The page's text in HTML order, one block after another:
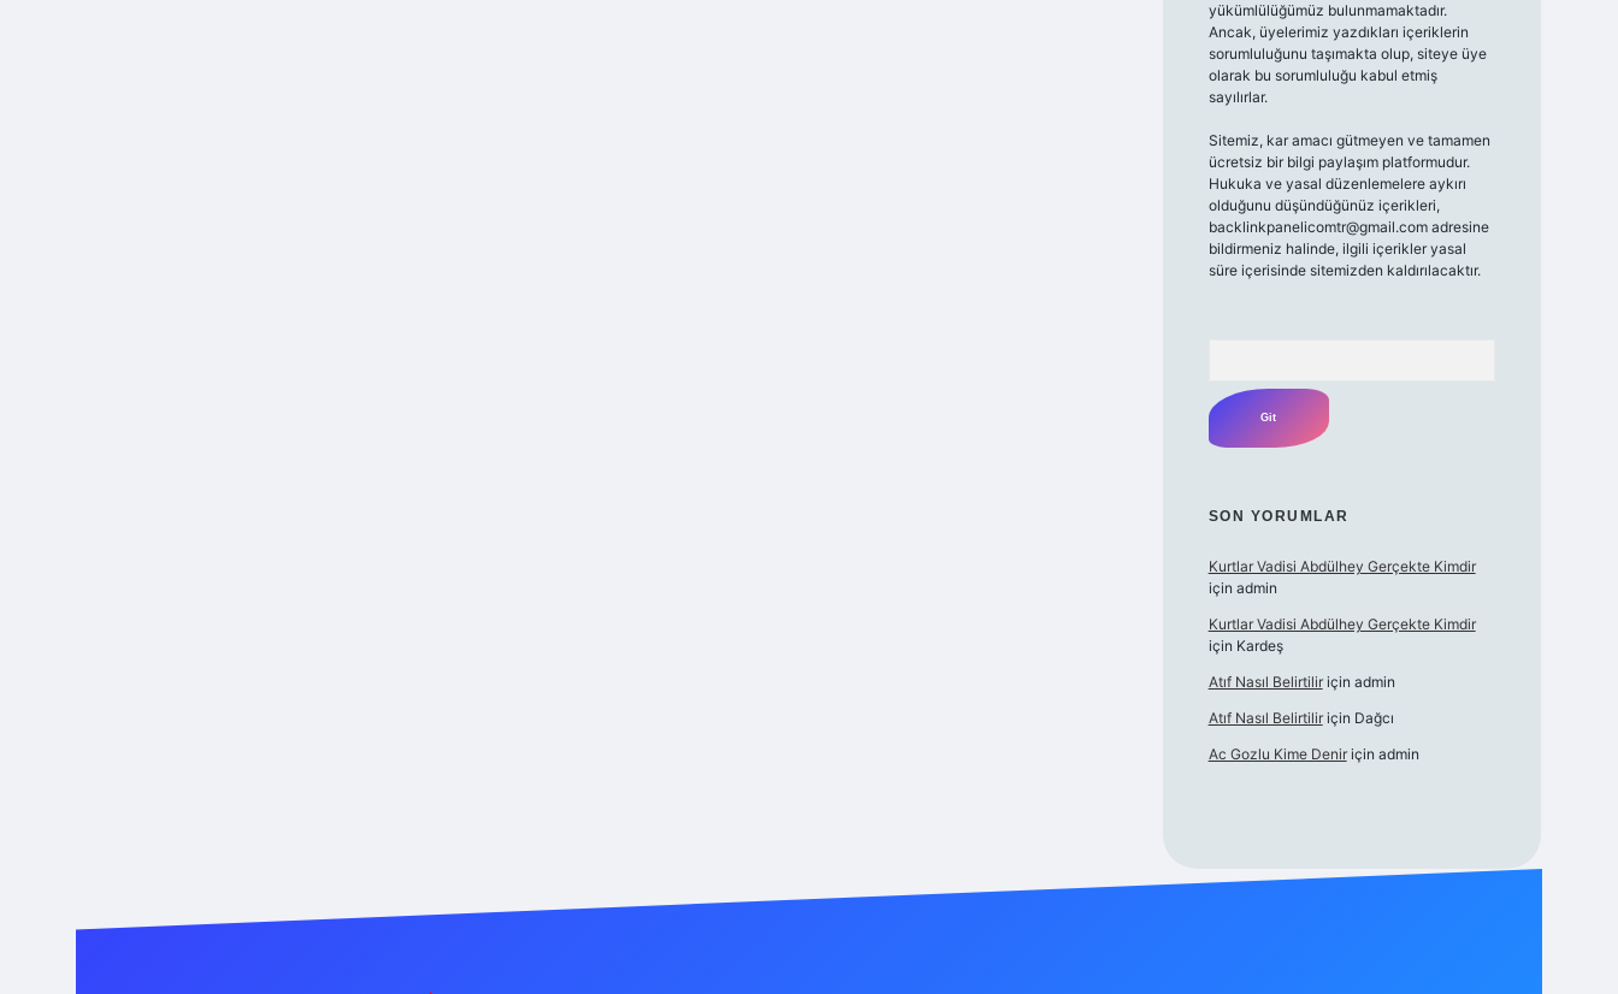
yükümlülüğümüz bulunmamaktadır.
Ancak, üyelerimiz yazdıkları içeriklerin
sorumluluğunu taşımakta olup, siteye üye
olarak bu sorumluluğu kabul etmiş
sayılırlar.
Sitemiz, kar amacı gütmeyen ve tamamen
ücretsiz bir bilgi paylaşım platformudur.
Hukuka ve yasal düzenlemelere aykırı
olduğunu düşündüğünüz içerikleri,
backlinkpanelicomtr@gmail.comadresine
bildirmeniz halinde, ilgili içerikler yasal
süre içerisinde sitemizden kaldırılacaktır.
SON YORUMLAR
Kurtlar Vadisi Abdülhey Gerçekte Kimdir
için admin
Kurtlar Vadisi Abdülhey Gerçekte Kimdir
için Kardeş
Atıf Nasıl Belirtiliriçin admin
Atıf Nasıl Belirtiliriçin Dağcı
Ac Gozlu Kime Deniriçin admin